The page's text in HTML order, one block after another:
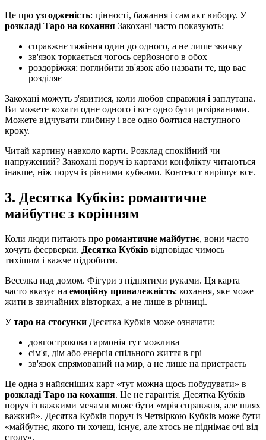
Це про узгодженість: цінності, бажання і сам акт вибору. У
розкладі Таро на кохання Закохані часто показують:
справжнє тяжіння один до одного, а не лише звичку
зв'язок торкається чогось серйозного в обох
роздоріжжя: поглибити зв'язок або назвати те, що вас
розділяє
Закохані можуть з'явитися, коли любов справжня і заплутана.
Ви можете кохати одне одного і все одно бути розірваними.
Можете відчувати глибину і все одно боятися наступного
кроку.
Читай картину навколо карти. Розклад спокійний чи
напружений? Закохані поруч із картами конфлікту читаються
інакше, ніж поруч із рівними кубками. Контекст вирішує все.
3. Десятка Кубків: романтичне
майбутнє з корінням
Коли люди питають про романтичне майбутнє, вони часто
хочуть феєрверки. Десятка Кубків відповідає чимось
тихішим і важче підробити.
Веселка над домом. Фігури з піднятими руками. Ця карта
часто вказує на емоційну приналежність: кохання, яке може
жити в звичайних вівторках, а не лише в річниці.
Утаро на стосунки Десятка Кубків може означати:
довгострокова гармонія тут можлива
сім'я, дім або енергія спільного життя в грі
зв'язок спрямований на мир, а не лише на пристрасть
Це одна з найясніших карт «тут можна щось побудувати» в
розкладі Таро на кохання. Це не гарантія. Десятка Кубків
поруч із важкими мечами може бути «мрія справжня, але шлях
важкий». Десятка Кубків поруч із Четвіркою Кубків може бути
«майбутнє, якого ти хочеш, існує, але хтось не піднімає очі від
столу».